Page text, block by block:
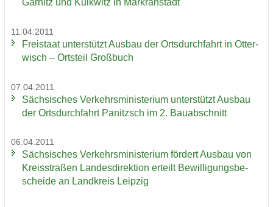
Gär­nitz und Kulk­witz in Markran­städt
11.04.2011
Frei­staat un­ter­stützt Aus­bau der Orts­durch­fahrt in Ot­ter­
wisch – Orts­teil Groß­buch
07.04.2011
Säch­si­sches Ver­kehrs­mi­nis­te­ri­um un­ter­stützt Aus­bau
der Orts­durch­fahrt Pa­nitzsch im 2. Bau­ab­schnitt
06.04.2011
Säch­si­sches Ver­kehrs­mi­nis­te­ri­um för­dert Aus­bau von
Kreis­stra­ßen Lan­des­di­rek­ti­on er­teilt Be­wil­li­gungs­be­
schei­de an Land­kreis Leip­zig